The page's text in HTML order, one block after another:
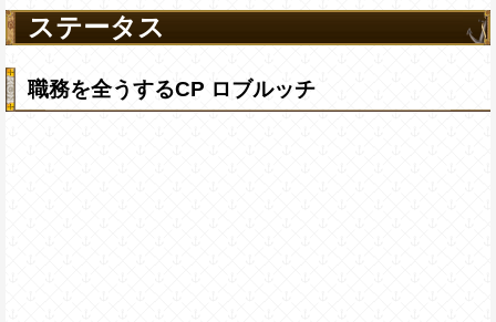
ステータス
職務を全うするCP ロブルッチ